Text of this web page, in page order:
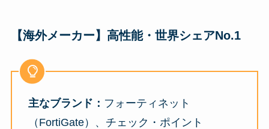
【海外メーカー】高性能・世界シェアNo.1
主なブランド： フォーティネット
（FortiGate）、チェック・ポイント